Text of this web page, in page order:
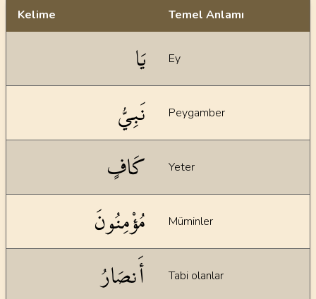
Kelime Temel Anlamı
يَا Ey
نَبِيُّ Peygamber
كَافٍ Yeter
مُؤْمِنُونَ Müminler
أَنصَارُ Tabi olanlar